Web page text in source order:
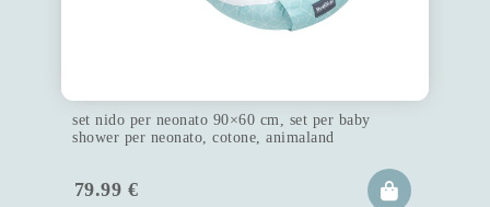
set nido per neonato 90×60 cm, set per baby
shower per neonato, cotone, animaland
79.99 €